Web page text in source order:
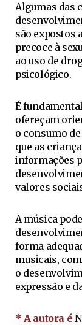
Algumas das
são expostos
precoce à
ao uso de
psicológico.
É
ofereçam
o consumo
que as
informações
valores
A música
forma
musicais,
o
expressão e
* A autora é